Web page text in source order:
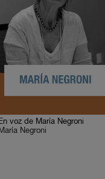
En voz de María Negroni
María Negroni